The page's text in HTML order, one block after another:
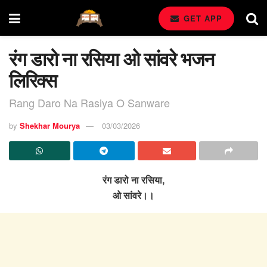
GET APP
रंग डारो ना रसिया ओ सांवरे भजन
लिरिक्स
Rang Daro Na Rasiya O Sanware
by Shekhar Mourya 03/03/2026
रंग डारो ना रसिया,
ओ सांवरे।।